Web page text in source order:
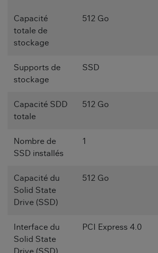
Capacité
totale de
stockage
512 Go
Supports de
stockage
SSD
Capacité SDD
totale
512 Go
Nombre de
SSD installés
1
Capacité du
Solid State
Drive (SSD)
512 Go
Interface du
Solid State
PCI Express 4.0